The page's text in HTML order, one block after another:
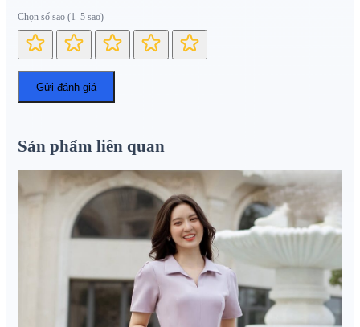
Chọn số sao (1–5 sao)
Sản phẩm liên quan